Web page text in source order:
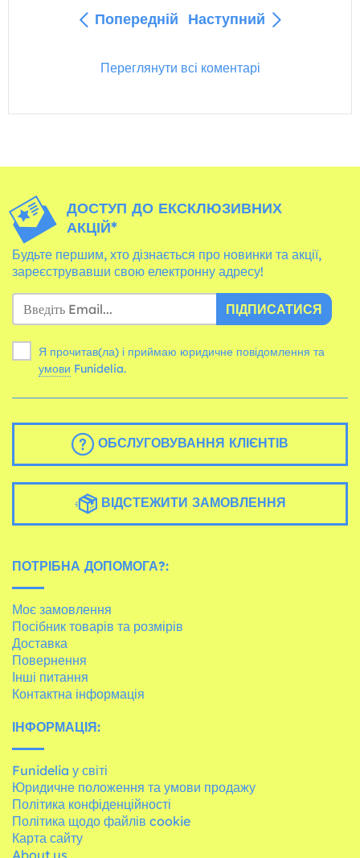
Попередній Наступний
Переглянути всі коментарі
ДОСТУП ДО ЕКСКЛЮЗИВНИХ
АКЦІЙ*
Будьте першим, хто дізнається про новинки та акції,
зареєструвавши свою електронну адресу!
ПІДПИСАТИСЯ
Я прочитав(ла) і приймаю юридичне повідомлення та
умови Funidelia.
ОБСЛУГОВУВАННЯ КЛІЄНТІВ
ВІДСТЕЖИТИ ЗАМОВЛЕННЯ
ПОТРІБНА ДОПОМОГА?:
Моє замовлення
Посібник товарів та розмірів
Доставка
Повернення
Інші питання
Контактна інформація
ІНФОРМАЦІЯ:
Funidelia у світі
Юридичне положення та умови продажу
Політика конфіденційності
Політика щодо файлів cookie
Карта сайту
About us